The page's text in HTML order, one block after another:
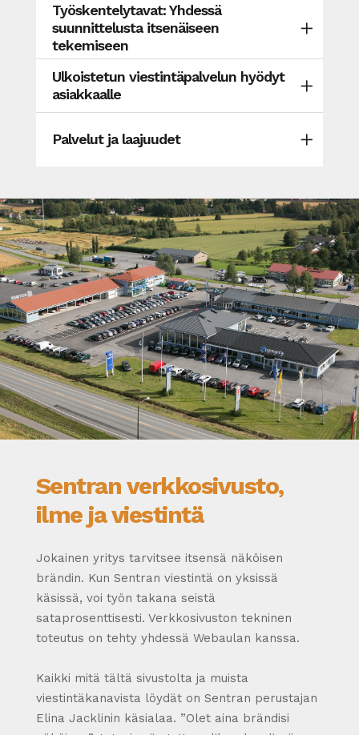
Työskentelytavat: Yhdessä
suunnittelusta itsenäiseen
tekemiseen
Ulkoistetun viestintäpalvelun hyödyt
asiakkaalle
Palvelut ja laajuudet
Sentran verkkosivusto,
ilme ja viestintä
Jokainen yritys tarvitsee itsensä näköisen
brändin. Kun Sentran viestintä on yksissä
käsissä, voi työn takana seistä
sataprosenttisesti. Verkkosivuston tekninen
toteutus on tehty yhdessä Webaulan kanssa.
Kaikki mitä tältä sivustolta ja muista
viestintäkanavista löydät on Sentran perustajan
Elina Jacklinin käsialaa. ”Olet aina brändisi